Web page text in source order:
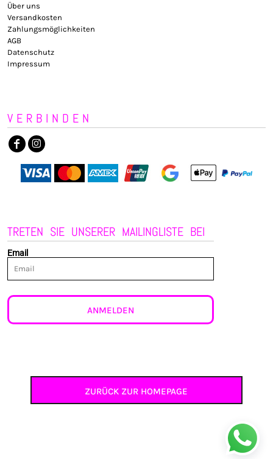
Über uns
Versandkosten
Zahlungsmöglichkeiten
AGB
Datenschutz
Impressum
VERBINDEN
TRETEN SIE UNSERER MAILINGLISTE BEI
Email
ANMELDEN
ZURÜCK ZUR HOMEPAGE